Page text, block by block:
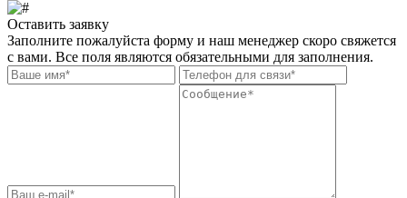
Оставить заявку
Заполните пожалуйста форму и наш менеджер скоро свяжется
с вами. Все поля являются обязательными для заполнения.